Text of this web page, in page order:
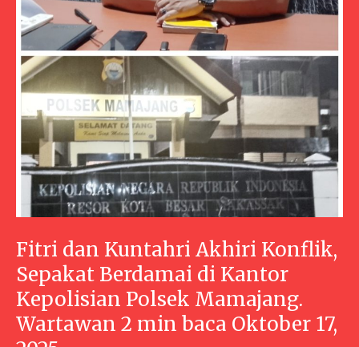
Fitri dan Kuntahri Akhiri Konflik,
Sepakat Berdamai di Kantor
Kepolisian Polsek Mamajang.
Wartawan 2 min baca Oktober 17,